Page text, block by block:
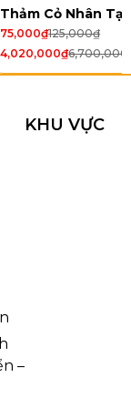
cân bằng
sáng tạo.
hoặc đồ nội
và hiện đại
Thảm Cỏ Nhân
125,000₫
75,000₫
6,700,000
4,020,000₫
–
KHU VỰC